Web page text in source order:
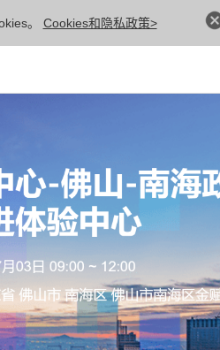
。 Cookies和隐私政策>